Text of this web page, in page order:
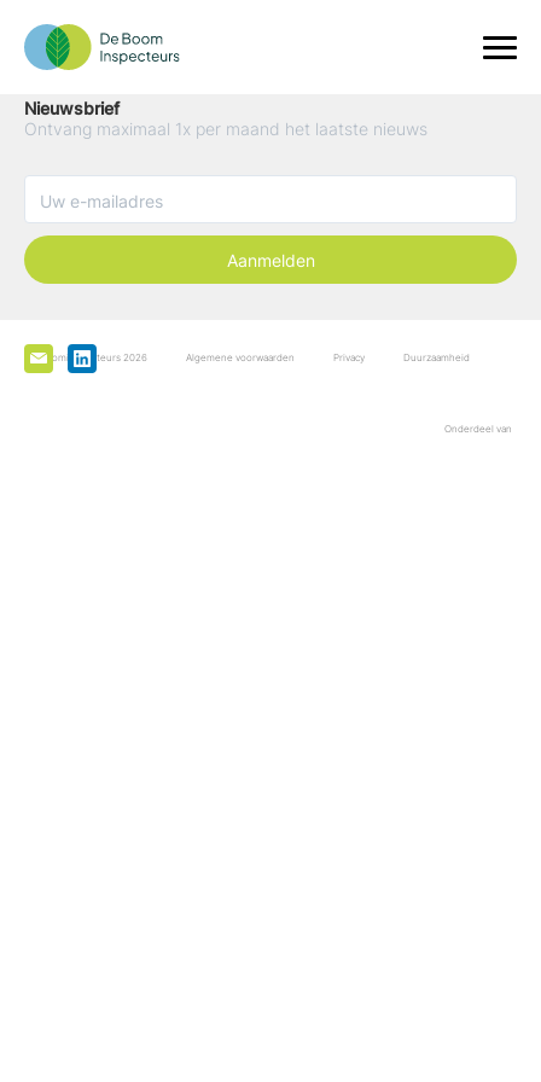
Nieuwsbrief
Ontvang maximaal 1x per maand het laatste nieuws
Aanmelden
De Boominspecteurs 2026 Algemene voorwaarden Privacy Duurzaamheid
Onderdeel van